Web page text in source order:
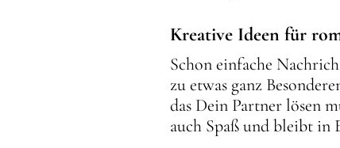
Kreative Ideen für
Schon einfache
zu etwas ganz
das Dein Partner lösen
auch Spaß und bleibt in